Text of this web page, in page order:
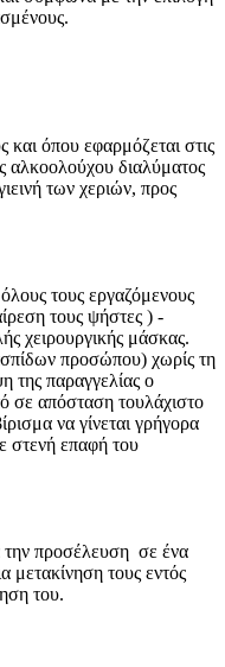
όπου εφαρμόζεται στις
αλκοολούχου διαλύματος
των χεριών, προς
τους εργαζόμενους
τους ψήστες ) -
χειρουργικής μάσκας.
προσώπου) χωρίς τη
παραγγελίας ο
σε απόσταση τουλάχιστο
να γίνεται γρήγορα
στενή επαφή του
την προσέλευση σε ένα
μετακίνηση τους εντός
του.